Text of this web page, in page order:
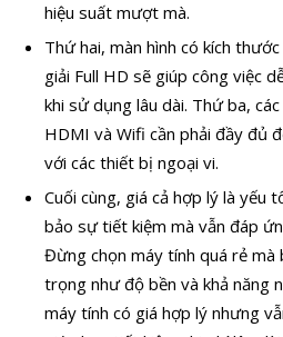
hiệu suất mượt mà.
Thứ hai, màn hình có kích
giải Full HD sẽ giúp công việc
khi sử dụng lâu dài. Thứ ba,
HDMI và Wifi cần phải đầy đủ
với các thiết bị ngoại vi.
Cuối cùng, giá cả hợp lý là yếu
bảo sự tiết kiệm mà vẫn đáp
Đừng chọn máy tính quá rẻ mà
trọng như độ bền và khả năng
máy tính có giá hợp lý nhưng